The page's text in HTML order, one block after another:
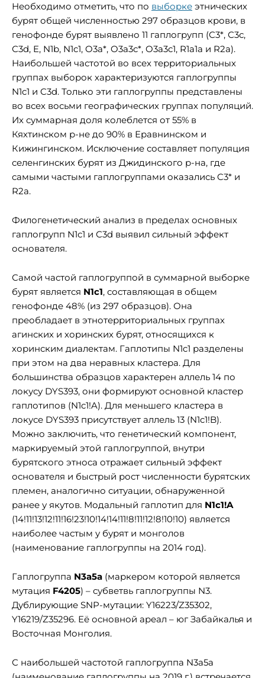
Необходимо отметить, что по выборке этнических
бурят общей численностью 297 образцов крови, в
генофонде бурят выявлено 11 гаплогрупп (С3*, С3с,
С3d, E, N1b, N1c1, O3a*, O3a3c*, O3a3c1, R1a1a и R2a).
Наибольшей частотой во всех территориальных
группах выборок характеризуются гаплогруппы
N1c1 и C3d. Только эти гаплогруппы представлены
во всех восьми географических группах популяций.
Их суммарная доля колеблется от 55% в
Кяхтинском р-не до 90% в Еравнинском и
Кижингинском. Исключение составляет популяция
селенгинских бурят из Джидинского р-на, где
самыми частыми гаплогруппами оказались C3* и
R2a.
Филогенетический анализ в пределах основных
гаплогрупп N1с1 и С3d выявил сильный эффект
основателя.
Самой частой гаплогруппой в суммарной выборке
бурят является N1с1, составляющая в общем
генофонде 48% (из 297 образцов). Она
преобладает в этнотерриториальных группах
агинских и хоринских бурят, относящихся к
хоринским диалектам. Гаплотипы N1c1 разделены
при этом на два неравных кластера. Для
большинства образцов характерен аллель 14 по
локусу DYS393, они формируют основной кластер
гаплотипов (N1c1!A). Для меньшего кластера в
локусе DYS393 присутствует аллель 13 (N1c1!B).
Можно заключить, что генетический компонент,
маркируемый этой гаплогруппой, внутри
бурятского этноса отражает сильный эффект
основателя и быстрый рост численности бурятских
племен, аналогично ситуации, обнаруженной
ранее у якутов. Модальный гаплотип для N1c1!A
(14!11!13!12!11!16!23!10!14!14!11!8!11!12!8!10!10) является
наиболее частым у бурят и монголов
(наименование гаплогруппы на 2014 год).
Гаплогруппа N3a5a (маркером которой является
мутация F4205) – субветвь гаплогруппы N3.
Дублирующие SNP-мутации: Y16223/Z35302,
Y16219/Z35296. Её основной ареал – юг Забайкалья и
Восточная Монголия.
С наибольшей частотой гаплогруппа N3a5a